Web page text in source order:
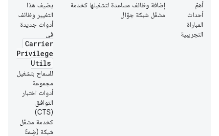
أهمّ
أحداث
المباراة
التجريبية
إضافة وظائف مساعدة لتشغيلها كخدمة
مشغّل شبكة جوّال
يضيف هذا
التغيير وظائف
أدوات جديدة
في
Carrier
Privilege
Utils
للسماح بتشغيل
مجموعة
أدوات اختبار
التوافق
(CTS)
كخدمة مشغّل
شبكة (ضِمنًا